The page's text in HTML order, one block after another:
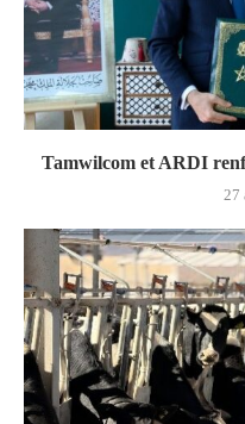
Tamwilcom et ARDI
27